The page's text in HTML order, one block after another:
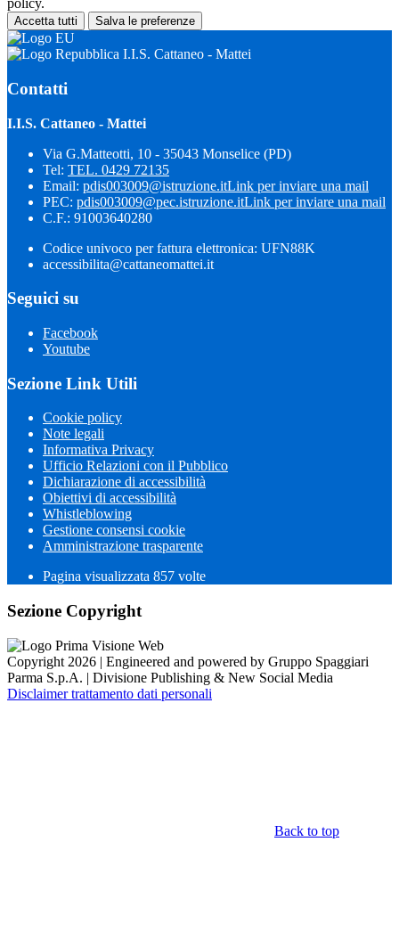
policy.
Accetta tutti Salva le preferenze
I.I.S. Cattaneo - Mattei
Contatti
I.I.S. Cattaneo - Mattei
Via G.Matteotti, 10 - 35043 Monselice (PD)
Tel: TEL. 0429 72135
Email: pdis003009@istruzione.itLink per inviare una mail
PEC: pdis003009@pec.istruzione.itLink per inviare una mail
C.F.: 91003640280
Codice univoco per fattura elettronica: UFN88K
accessibilita@cattaneomattei.it
Seguici su
Facebook
Youtube
Sezione Link Utili
Cookie policy
Note legali
Informativa Privacy
Ufficio Relazioni con il Pubblico
Dichiarazione di accessibilità
Obiettivi di accessibilità
Whistleblowing
Gestione consensi cookie
Amministrazione trasparente
Pagina visualizzata 857 volte
Sezione Copyright
Copyright 2026 | Engineered and powered by Gruppo Spaggiari
Parma S.p.A. | Divisione Publishing & New Social Media
Disclaimer trattamento dati personali
Back to top